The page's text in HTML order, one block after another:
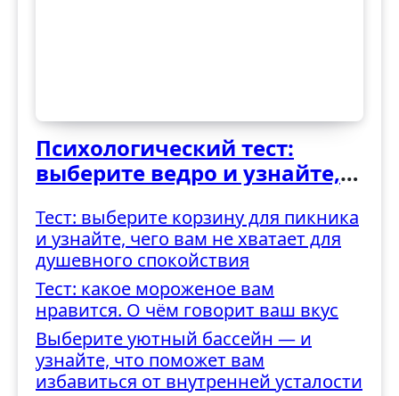
Психологический тест:
выберите ведро и узнайте,
трудностями
Тест: выберите корзину для пикника
и узнайте, чего вам не хватает для
душевного спокойствия
Тест: какое мороженое вам
нравится. О чём говорит ваш вкус
Выберите уютный бассейн — и
узнайте, что поможет вам
избавиться от внутренней усталости